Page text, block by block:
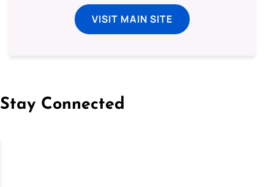
VISIT MAIN SITE
Stay Connected